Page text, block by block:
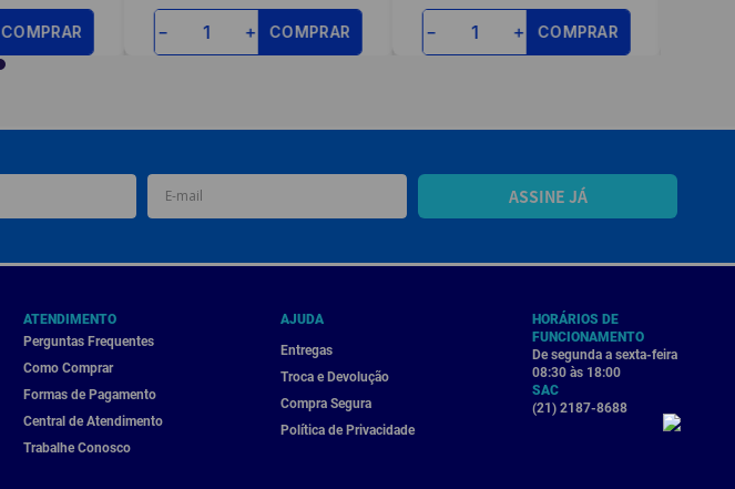
COMPRAR ＋
－ COMPRAR ＋
－ COMPRAR
ASSINE JÁ
ATENDIMENTO
Perguntas Frequentes
Como Comprar
Formas de Pagamento
Central de Atendimento
Trabalhe Conosco
AJUDA
Entregas
Troca e Devolução
Compra Segura
Política de Privacidade
HORÁRIOS DE
FUNCIONAMENTO
De segunda a sexta-feira
08:30 às 18:00
SAC
(21) 2187-8688